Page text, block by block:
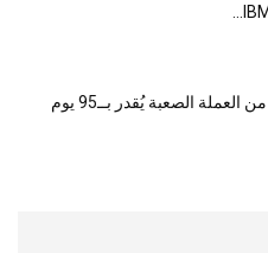
احتياطي تونس من العملة الصعبة يُقدر بــ95 يوم